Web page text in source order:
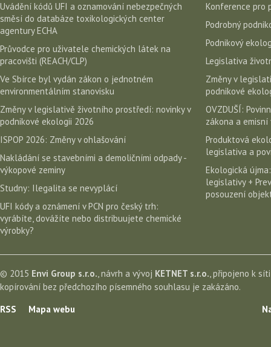
Uvádění kódů UFI a oznamování nebezpečných
směsí do databáze toxikologických center
agentury ECHA
Průvodce pro uživatele chemických látek na
pracovišti (REACH/CLP)
Ve Sbírce byl vydán zákon o jednotném
environmentálním stanovisku
Změny v legislativě životního prostředí: novinky v
podnikové ekologii 2026
ISPOP 2026: Změny v ohlašování
Nakládání se stavebními a demoličními odpady -
výkopové zeminy
Studny: Ilegalita se nevyplácí
UFI kódy a oznámení v PCN pro český trh:
vyrábíte, dovážíte nebo distribuujete chemické
výrobky?
Konference pro
Podrobný
Podnikový
Legislativa
Změny v
podnikové
OVZDUŠÍ:
zákona a emisní
Produktová
legislativa a
Ekologická
legislativy +
posouzení
© 2015 Envi Group s.r.o., návrh a vývoj KETNET s.r.o., připojeno k
kopírování bez předchozího písemného souhlasu je zakázáno.
RSS
Mapa webu